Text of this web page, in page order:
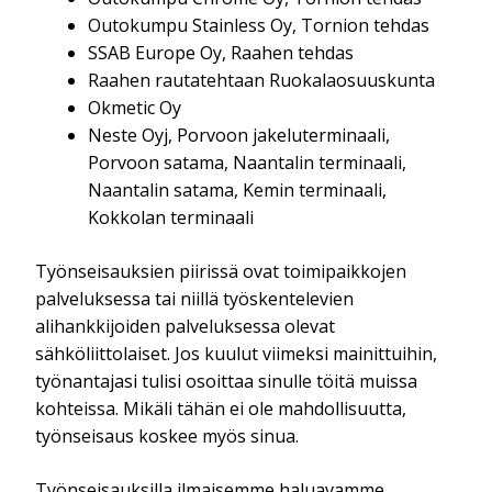
Outokumpu Stainless Oy, Tornion tehdas
SSAB Europe Oy, Raahen tehdas
Raahen rautatehtaan Ruokalaosuuskunta
Okmetic Oy
Neste Oyj, Porvoon jakeluterminaali,
Porvoon satama, Naantalin terminaali,
Naantalin satama, Kemin terminaali,
Kokkolan terminaali
Työnseisauksien piirissä ovat toimipaikkojen
palveluksessa tai niillä työskentelevien
alihankkijoiden palveluksessa olevat
sähköliittolaiset. Jos kuulut viimeksi mainittuihin,
työnantajasi tulisi osoittaa sinulle töitä muissa
kohteissa. Mikäli tähän ei ole mahdollisuutta,
työnseisaus koskee myös sinua.